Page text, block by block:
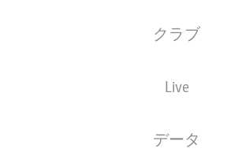
クラブ
Live
データ